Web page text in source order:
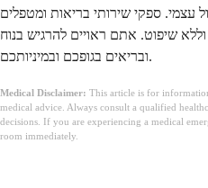
עצמי. ספקי שירותי בריאות ומטפלים
שיפוט. אתם ראויים להרגיש בנוח
ובריאים בגופכם ובמיניותכם.
Medical Disclaimer: This article is for
medical advice. Always consult a qualified
decisions. If you are experiencing a medical
room immediately.